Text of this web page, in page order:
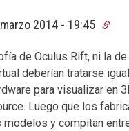
2014 - 19:45
de Oculus Rift, ni la de
deberían tratarse
para visualizar en
Luego que los
modelos y compitan